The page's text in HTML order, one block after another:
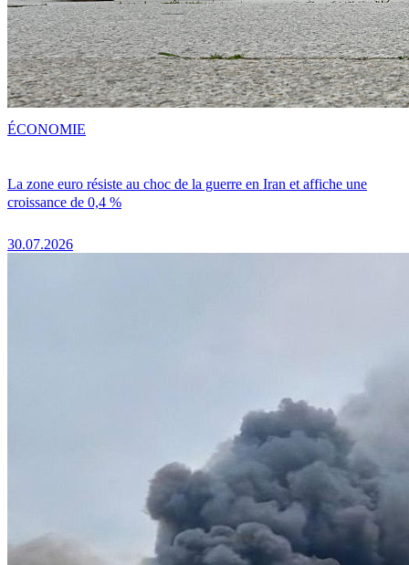
La zone euro résiste au choc de la guerre en Iran et affiche une
croissance de 0,4 %
30.07.2026
ÉCONOMIE